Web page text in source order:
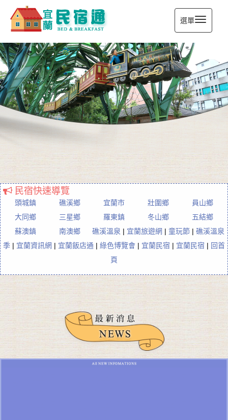
宜蘭民宿通
選單
民宿快速導覽
頭城鎮 礁溪鄉 宜蘭市 壯圍鄉
員山鄉
大同鄉
三星鄉 羅東鎮 冬山鄉
五結鄉
蘇澳鎮
南澳鄉 礁溪溫泉 | 宜蘭旅遊網 |童玩節 |礁溪溫泉
季 | 宜蘭資訊網 | 宜蘭飯店通 | 綠色博覽會 | 宜蘭民宿 | 宜蘭民宿 | 回首
頁